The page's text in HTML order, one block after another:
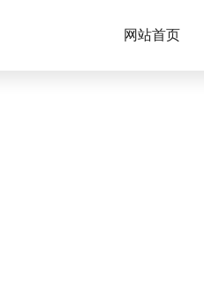
网站首页